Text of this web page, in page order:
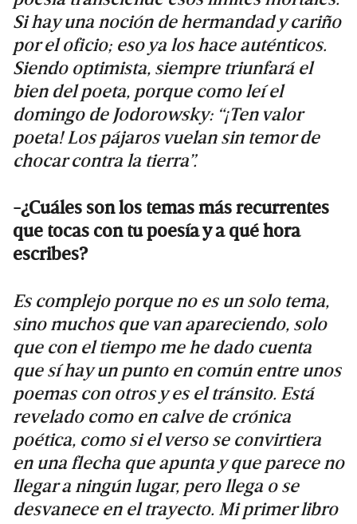
Si hay una noción de hermandad y cariño
por el oficio; eso ya los hace auténticos.
Siendo optimista, siempre triunfará el
bien del poeta, porque como leí el
domingo de Jodorowsky: “¡Ten valor
poeta! Los pájaros vuelan sin temor de
chocar contra la tierra”.
-¿Cuáles son los temas más recurrentes
que tocas con tu poesía y a qué hora
escribes?
Es complejo porque no es un solo tema,
sino muchos que van apareciendo, solo
que con el tiempo me he dado cuenta
que sí hay un punto en común entre unos
poemas con otros y es el tránsito. Está
revelado como en calve de crónica
poética, como si el verso se convirtiera
en una flecha que apunta y que parece no
llegar a ningún lugar, pero llega o se
desvanece en el trayecto. Mi primer libro